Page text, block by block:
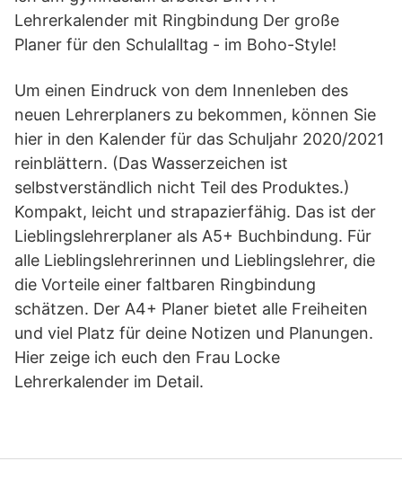
Lehrerkalender mit Ringbindung Der große
Planer für den Schulalltag - im Boho-Style!
Um einen Eindruck von dem Innenleben des
neuen Lehrerplaners zu bekommen, können Sie
hier in den Kalender für das Schuljahr 2020/2021
reinblättern. (Das Wasserzeichen ist
selbstverständlich nicht Teil des Produktes.)
Kompakt, leicht und strapazierfähig. Das ist der
Lieblingslehrerplaner als A5+ Buchbindung. Für
alle Lieblingslehrerinnen und Lieblingslehrer, die
die Vorteile einer faltbaren Ringbindung
schätzen. Der A4+ Planer bietet alle Freiheiten
und viel Platz für deine Notizen und Planungen.
Hier zeige ich euch den Frau Locke
Lehrerkalender im Detail.